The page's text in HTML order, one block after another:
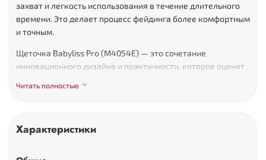
захват и легкость использования в течение длительного
времени. Это делает процесс фейдинга более комфортным
и точным.
Щеточка Babyliss Pro (M4054E) — это сочетание
инновационного дизайна и практичности, которое оценят
Читать полностью
Характеристики